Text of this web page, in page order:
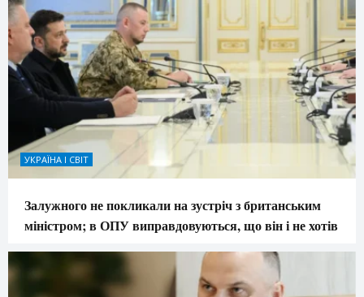
УКРАЇНА І СВІТ
Залужного не покликали на зустріч з британським
міністром; в ОПУ виправдовуються, що він і не хотів